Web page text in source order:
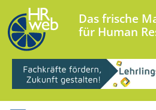
Das frische
für Human